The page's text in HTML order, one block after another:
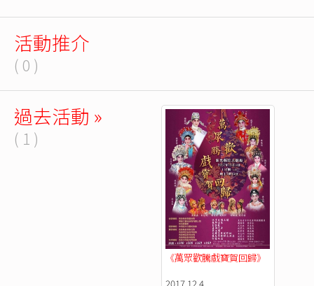
活動推介
( 0 )
過去活動 »
( 1 )
《萬眾歡騰戲寶賀回歸》